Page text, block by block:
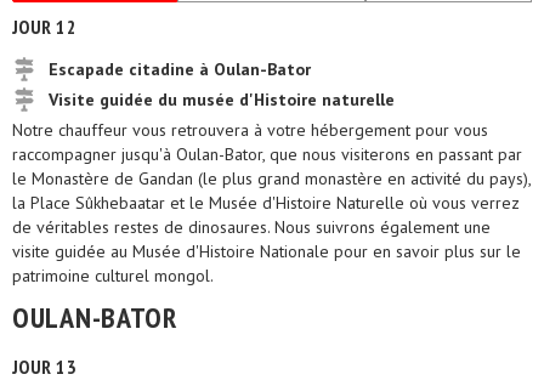
JOUR 12
Escapade citadine à Oulan-Bator
Visite guidée du musée d'Histoire naturelle
Notre chauffeur vous retrouvera à votre hébergement pour vous
raccompagner jusqu'à Oulan-Bator, que nous visiterons en passant par
le Monastère de Gandan (le plus grand monastère en activité du pays),
la Place Sûkhebaatar et le Musée d'Histoire Naturelle où vous verrez
de véritables restes de dinosaures. Nous suivrons également une
visite guidée au Musée d'Histoire Nationale pour en savoir plus sur le
patrimoine culturel mongol.
OULAN-BATOR
JOUR 13